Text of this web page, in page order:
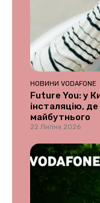
НОВИНИ VODAFONE
Future You: у
інсталяцію,
майбутнього
22 Липня 2026